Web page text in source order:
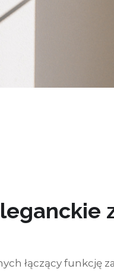
łączący funkcję